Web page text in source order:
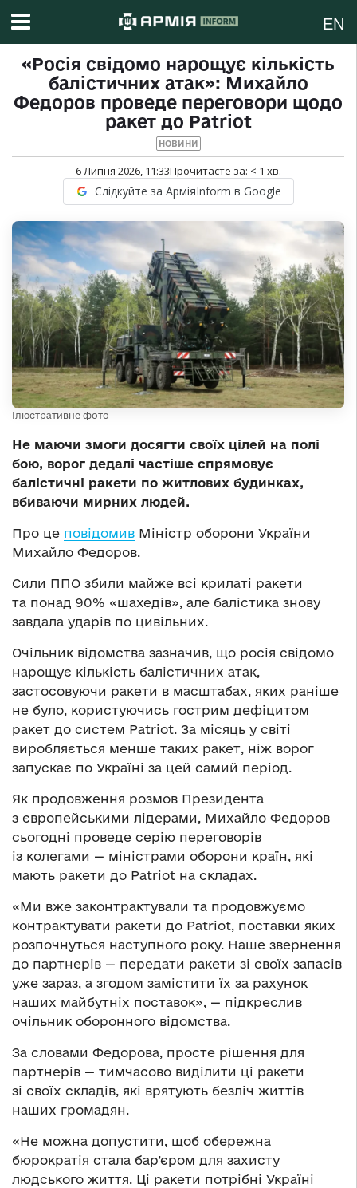
EN
«Росія свідомо нарощує кількість
балістичних атак»: Михайло
Федоров проведе переговори щодо
ракет до Patriot
НОВИНИ
6 Липня 2026, 11:33Прочитаєте за: < 1 хв.
Слідкуйте за АрміяInform в Google
Ілюстративне фото
Не маючи змоги досягти своїх цілей на полі
бою, ворог дедалі частіше спрямовує
балістичні ракети по житлових будинках,
вбиваючи мирних людей.
Про це повідомив Міністр оборони України
Михайло Федоров.
Сили ППО збили майже всі крилаті ракети
та понад 90% «шахедів», але балістика знову
завдала ударів по цивільних.
Очільник відомства зазначив, що росія свідомо
нарощує кількість балістичних атак,
застосовуючи ракети в масштабах, яких раніше
не було, користуючись гострим дефіцитом
ракет до систем Patriot. За місяць у світі
виробляється менше таких ракет, ніж ворог
запускає по Україні за цей самий період.
Як продовження розмов Президента
з європейськими лідерами, Михайло Федоров
сьогодні проведе серію переговорів
із колегами — міністрами оборони країн, які
мають ракети до Patriot на складах.
«Ми вже законтрактували та продовжуємо
контрактувати ракети до Patriot, поставки яких
розпочнуться наступного року. Наше звернення
до партнерів — передати ракети зі своїх запасів
уже зараз, а згодом замістити їх за рахунок
наших майбутніх поставок», — підкреслив
очільник оборонного відомства.
За словами Федорова, просте рішення для
партнерів — тимчасово виділити ці ракети
зі своїх складів, які врятують безліч життів
наших громадян.
«Не можна допустити, щоб обережна
бюрократія стала бар’єром для захисту
людського життя. Ці ракети потрібні Україні